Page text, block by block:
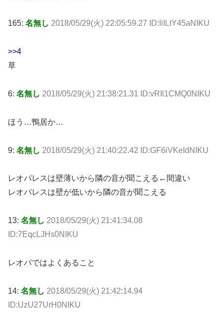
165: 名無し 2018/05/29(火) 22:05:59.27 ID:IiILIY45aNIKU
>>4
草
6: 名無し 2018/05/29(火) 21:38:21.31 ID:vRIl1CMQ0NIKU
ほう…鴨居か…
9: 名無し 2018/05/29(火) 21:40:22.42 ID:GF6iVKeIdNIKU
レオパレスは壁薄いから隣の音が聞こえる←間違い
レオパレスは壁が低いから隣の音が聞こえる
13: 名無し 2018/05/29(火) 21:41:34.08
ID:7EqcLJHs0NIKU
レオパではよくあること
14: 名無し 2018/05/29(火) 21:42:14.94
ID:UzU27UrH0NIKU